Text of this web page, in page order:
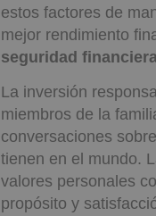
estos factores de
mejor rendimiento
seguridad
La inversión
miembros de la
conversaciones
tienen en el mundo.
valores personales
propósito y